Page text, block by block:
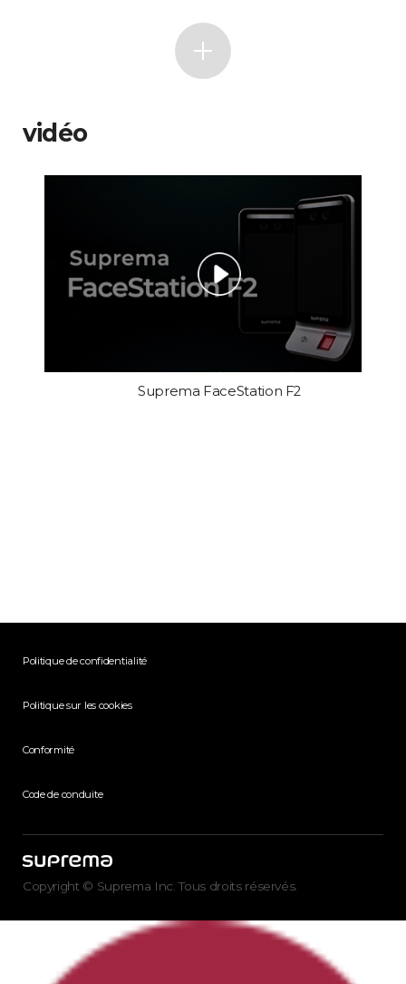
vidéo
Suprema FaceStation F2
Politique de confidentialité
Politique sur les cookies
Conformité
Code de conduite
Copyright © Suprema Inc. Tous droits réservés.